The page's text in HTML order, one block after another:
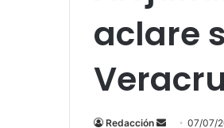
aclare
Redacción Send07/07/